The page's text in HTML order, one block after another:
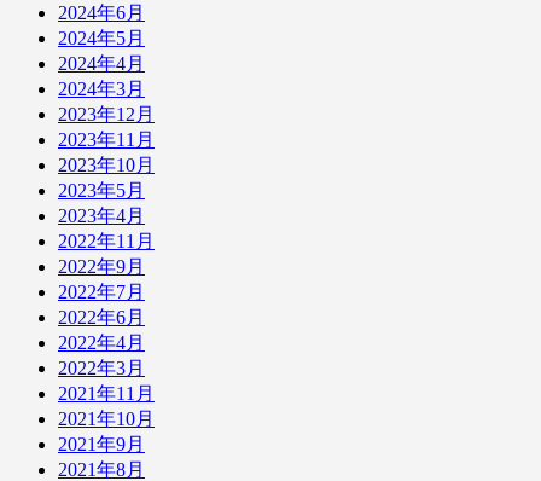
2024年6月
2024年5月
2024年4月
2024年3月
2023年12月
2023年11月
2023年10月
2023年5月
2023年4月
2022年11月
2022年9月
2022年7月
2022年6月
2022年4月
2022年3月
2021年11月
2021年10月
2021年9月
2021年8月